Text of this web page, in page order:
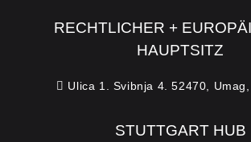
RECHTLICHER +
HAUPTSITZ
Ulica 1. Svibnja 4. 52470, Umag,
STUTTGART HUB